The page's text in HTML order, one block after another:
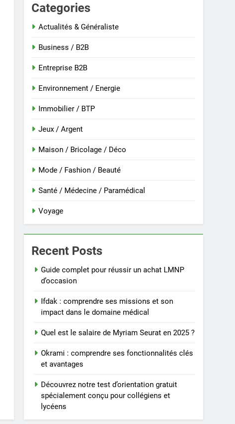
Categories
Actualités & Généraliste
Business / B2B
Entreprise B2B
Environnement / Energie
Immobilier / BTP
Jeux / Argent
Maison / Bricolage / Déco
Mode / Fashion / Beauté
Santé / Médecine / Paramédical
Voyage
Recent Posts
Guide complet pour réussir un achat LMNP
d’occasion
Ifdak : comprendre ses missions et son
impact dans le domaine médical
Quel est le salaire de Myriam Seurat en 2025 ?
Okrami : comprendre ses fonctionnalités clés
et avantages
Découvrez notre test d’orientation gratuit
spécialement conçu pour collégiens et
lycéens